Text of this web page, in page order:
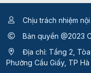
Chịu trách nhiệm
Bản quyền @2023
Địa chỉ: Tầng 2,
Phường Cầu Giấy, TP Hà